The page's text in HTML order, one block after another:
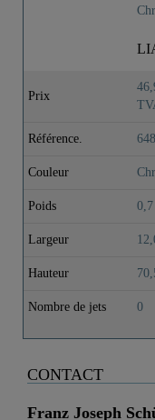
Prix
Référence.
Couleur
Poids
Largeur
Hauteur
Nombre de jets 0
CONTACT
Franz Joseph